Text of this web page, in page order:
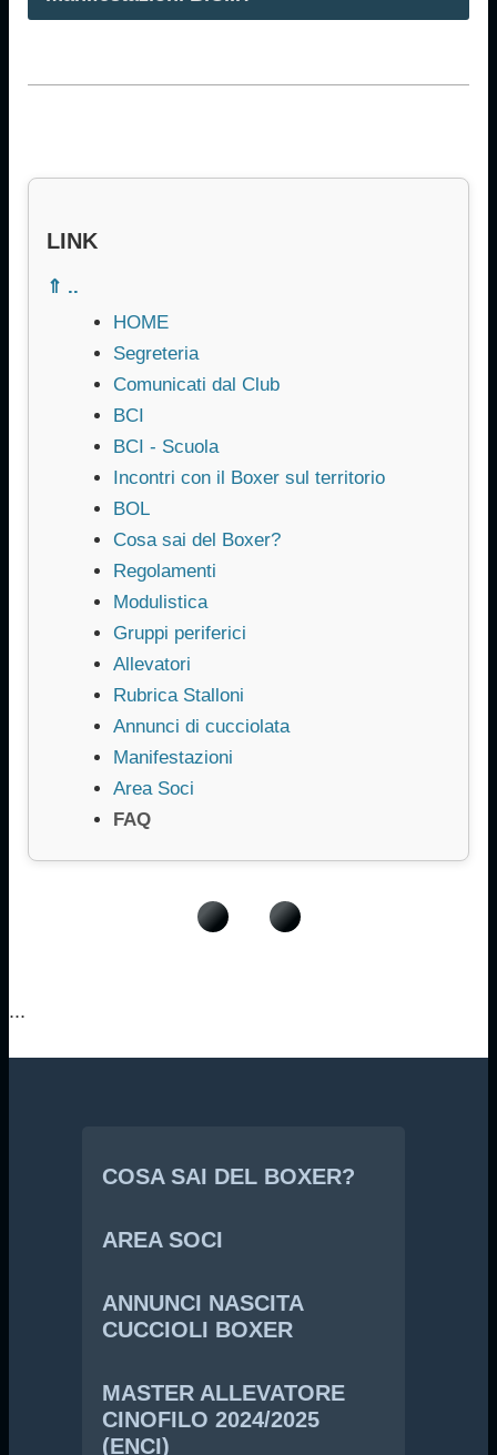
LINK
⇑ ..
HOME
Segreteria
Comunicati dal Club
BCI
BCI - Scuola
Incontri con il Boxer sul territorio
BOL
Cosa sai del Boxer?
Regolamenti
Modulistica
Gruppi periferici
Allevatori
Rubrica Stalloni
Annunci di cucciolata
Manifestazioni
Area Soci
FAQ
...
COSA SAI DEL BOXER?
AREA SOCI
ANNUNCI NASCITA
CUCCIOLI BOXER
MASTER ALLEVATORE
CINOFILO 2024/2025
(ENCI)